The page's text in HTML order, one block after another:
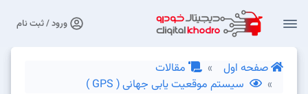
ورود / ثبت نام
صفحه اول
مقالات
سیستم موقعیت یابی جهانی ( GPS )